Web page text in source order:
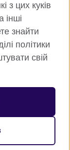
з цих куків
інші
знайти
політики
свій